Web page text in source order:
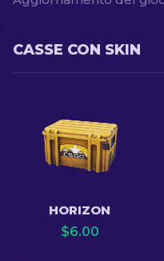
CASSE CON SKIN
HORIZON
$6.00